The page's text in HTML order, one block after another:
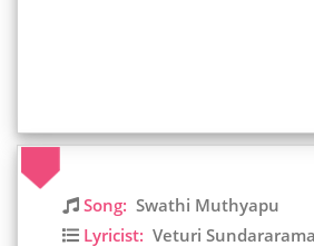
Song: Swathi Muthyapu
Lyricist: Veturi